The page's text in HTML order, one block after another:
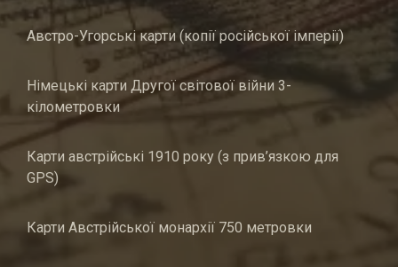
Австро-Угорські карти (копії російської імперії)
Німецькі карти Другої світової війни 3-
кілометровки
Карти австрійські 1910 року (з прив’язкою для
GPS)
Карти Австрійської монархії 750 метровки